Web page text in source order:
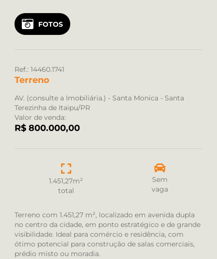
FOTOS
Ref.: 14460.1741
Terreno
AV. (consulte a Imobiliária.) - Santa Monica - Santa
Terezinha de Itaipu/PR
Valor de venda:
R$ 800.000,00
1.451,27m²
total
Sem
vaga
Terreno com 1.451,27 m², localizado em avenida dupla
no centro da cidade, em ponto estratégico e de grande
visibilidade. Ideal para comércio e residência, com
ótimo potencial para construção de salas comerciais,
prédio misto ou moradia.